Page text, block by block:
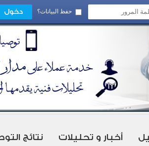
حفظ البيانات؟
أخبار و تحليلات نتائج